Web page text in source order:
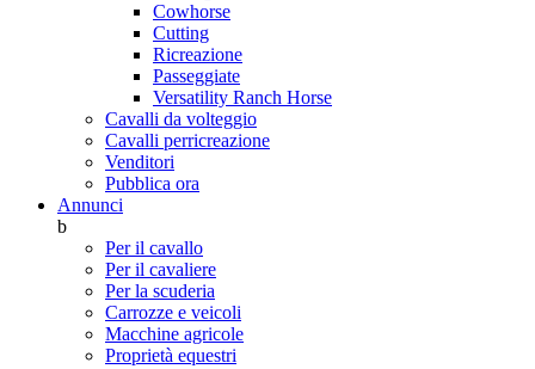
Cowhorse
Cutting
Ricreazione
Passeggiate
Versatility Ranch Horse
Cavalli da volteggio
Cavalli perricreazione
Venditori
Pubblica ora
Annunci
b
Per il cavallo
Per il cavaliere
Per la scuderia
Carrozze e veicoli
Macchine agricole
Proprietà equestri